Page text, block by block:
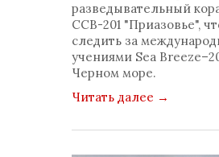
разведывательный
ССВ-201 "Приазовье",
следить за
учениями Sea
Черном море.
Читать далее →